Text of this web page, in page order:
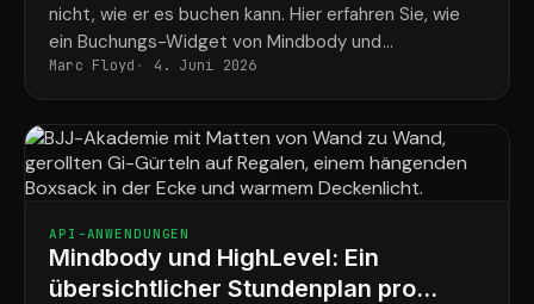
nicht, wie er es buchen kann. Hier erfahren Sie, wie
ein Buchungs-Widget von Mindbody und
ShopConnect dieses Problem endgültig lösen.
Marc Floyd 4. Juni 2026
API-ANWENDUNGEN
Mindbody und HighLevel: Ein
übersichtlicher Stundenplan pro